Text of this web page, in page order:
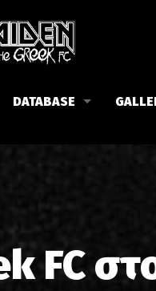
Νέα Φιλαδέλφεια
DATABASE
Κριτικές
FC